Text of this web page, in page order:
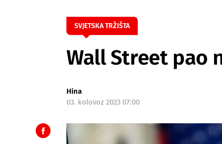
SVJETSKA TRŽIŠTA
Wall Street pao
Hina
03. kolovoz 2023 07:00